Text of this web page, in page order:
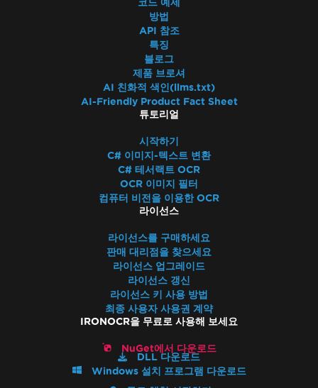
코드 예제
방법
API 참조
특징
블로그
제품 브로셔
AI 친화적 색인(llms.txt)
AI-Friendly Product Fact Sheet
튜토리얼
시작하기
C# 이미지-텍스트 변환
C# 테서랙트 OCR
OCR 이미지 필터
컴퓨터 비전을 이용한 OCR
라이선스
라이선스를 구매하세요
판매 대리점을 찾으세요
라이선스 업그레이드
라이선스 갱신
라이선스 키 사용 방법
최종 사용자 사용권 계약
IRONOCR을 무료로 사용해 보세요
NuGet에서 다운로드
DLL 다운로드
Windows 설치 프로그램 다운로드